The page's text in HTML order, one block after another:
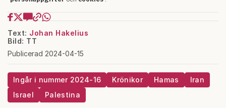
Text: Johan Hakelius
Bild: TT
Publicerad 2024-04-15
Ingår i nummer 2024-16 Krönikor Hamas
Iran
Israel
Palestina